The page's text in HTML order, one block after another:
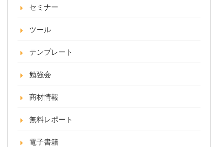
セミナー
ツール
テンプレート
勉強会
商材情報
無料レポート
電子書籍